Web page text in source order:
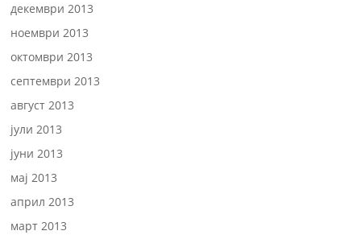
декември 2013
ноември 2013
октомври 2013
септември 2013
август 2013
јули 2013
јуни 2013
мај 2013
април 2013
март 2013